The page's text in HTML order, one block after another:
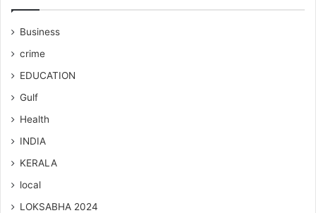
Business
crime
EDUCATION
Gulf
Health
INDIA
KERALA
local
LOKSABHA 2024